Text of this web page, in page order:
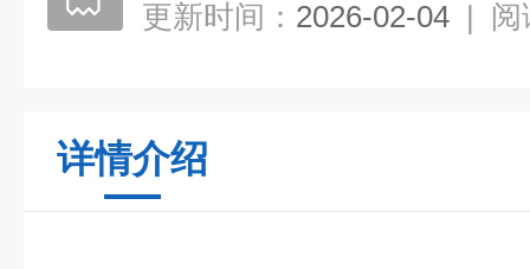
更新时间： 2026-02-04 | 阅
详情介绍